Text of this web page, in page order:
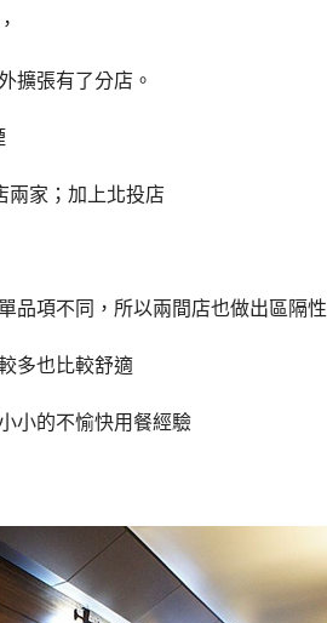
擴張有了分店。
兩家；加上北投店
品項不同，所以兩間店也做出區隔性
多也比較舒適
小的不愉快用餐經驗